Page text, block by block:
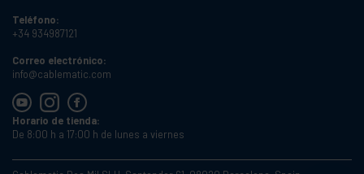
Teléfono:
+34 934987121
Correo electrónico:
info@cablematic.com
Horario de tienda:
De 8:00 h a 17:00 h de lunes a viernes